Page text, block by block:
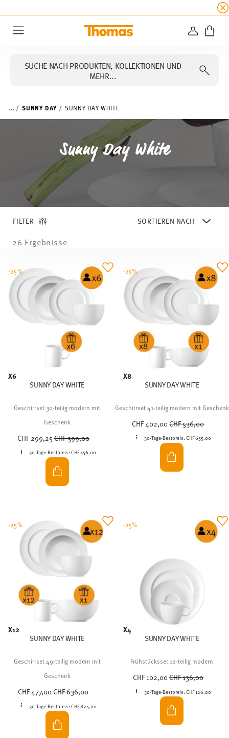
EXTRA 5% Rabatt ☀️ Bis zum
SUCHE NACH PRODUKTEN, KOLLEKTIONEN UND
MEHR...
... SUNNY DAY SUNNY DAY WHITE
Sunny Day White
FILTER
26 Ergebnisse
X6
SUNNY DAY WHITE
Geschirrset 30-teilig modern mit
Geschenk
CHF 299,25Price reduced from
CHF 399,00
30-Tage-Bestpreis:CHF 456,00
-25%
X8
SUNNY DAY WHITE
Geschirrset 41-teilig modern mit Geschenk
CHF 402,00Price reduced from
CHF 536,00
30-Tage-Bestpreis: CHF 655,00
-25%
X12
SUNNY DAY WHITE
Geschirrset 49-teilig modern mit
Geschenk
CHF 477,00Price reduced from
CHF 636,00
30-Tage-Bestpreis: CHF 824,00
-25%
X4
SUNNY DAY WHITE
Frühstücksset 12-teilig modern
CHF 102,00Price reduced from
CHF 136,00
30-Tage-Bestpreis: CHF 126,00
-25%